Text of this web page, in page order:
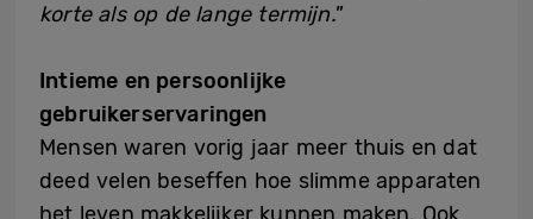
korte als op de lange termijn.”
Intieme en persoonlijke
gebruikerservaringen
Mensen waren vorig jaar meer thuis en dat
deed velen beseffen hoe slimme apparaten